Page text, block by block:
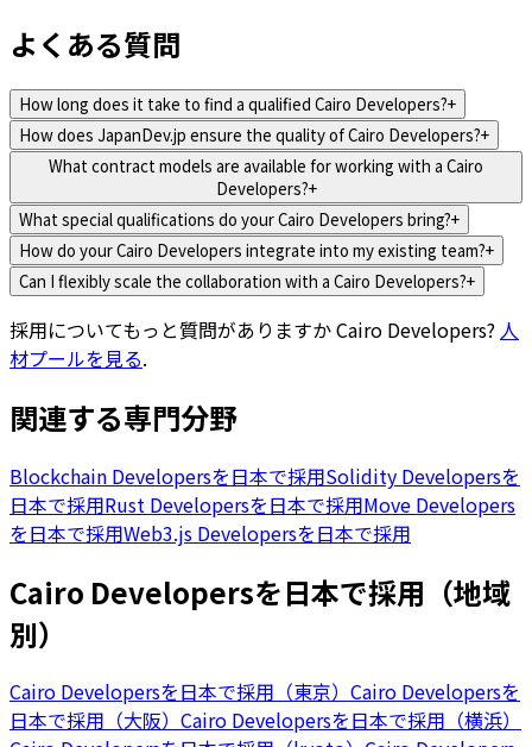
よくある質問
How long does it take to find a qualified Cairo Developers?+
How does JapanDev.jp ensure the quality of Cairo Developers?+
What contract models are available for working with a Cairo
Developers?+
What special qualifications do your Cairo Developers bring?+
How do your Cairo Developers integrate into my existing team?+
Can I flexibly scale the collaboration with a Cairo Developers?+
採用についてもっと質問がありますかCairo Developers? 人
材プールを見る.
関連する専門分野
Blockchain Developersを日本で採用Solidity Developersを
日本で採用Rust Developersを日本で採用Move Developers
を日本で採用Web3.js Developersを日本で採用
Cairo Developersを日本で採用（地域
別）
Cairo Developersを日本で採用（東京） Cairo Developersを
日本で採用（大阪） Cairo Developersを日本で採用（横浜）